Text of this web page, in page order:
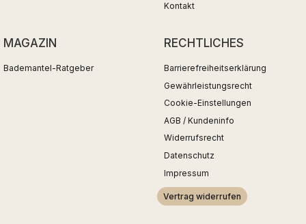
Kontakt
MAGAZIN
Bademantel-Ratgeber
RECHTLICHES
Barrierefreiheitserklärung
Gewährleistungsrecht
Cookie-Einstellungen
AGB / Kundeninfo
Widerrufsrecht
Datenschutz
Impressum
Vertrag widerrufen